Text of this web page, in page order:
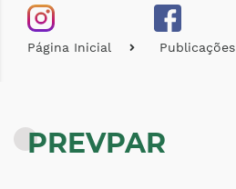
Página Inicial Publicações
PREVPAR